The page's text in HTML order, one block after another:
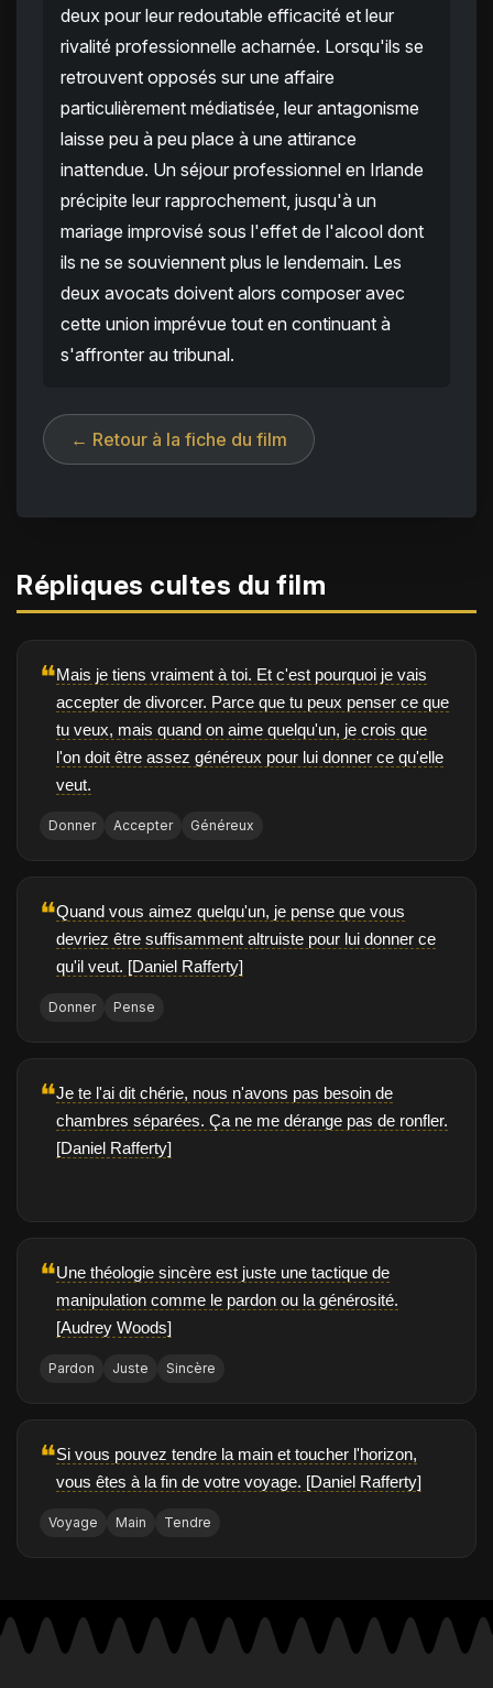
deux pour leur redoutable efficacité et leur
rivalité professionnelle acharnée. Lorsqu'ils se
retrouvent opposés sur une affaire
particulièrement médiatisée, leur antagonisme
laisse peu à peu place à une attirance
inattendue. Un séjour professionnel en Irlande
précipite leur rapprochement, jusqu'à un
mariage improvisé sous l'effet de l'alcool dont
ils ne se souviennent plus le lendemain. Les
deux avocats doivent alors composer avec
cette union imprévue tout en continuant à
s'affronter au tribunal.
← Retour à la fiche du film
Répliques cultes du film
❝Mais je tiens vraiment à toi. Et c'est pourquoi je vais
accepter de divorcer. Parce que tu peux penser ce que
tu veux, mais quand on aime quelqu'un, je crois que
l'on doit être assez généreux pour lui donner ce qu'elle
veut.
Donner Accepter Généreux
❝Quand vous aimez quelqu'un, je pense que vous
devriez être suffisamment altruiste pour lui donner ce
qu'il veut. [Daniel Rafferty]
Donner Pense
❝Je te l'ai dit chérie, nous n'avons pas besoin de
chambres séparées. Ça ne me dérange pas de ronfler.
[Daniel Rafferty]
❝Une théologie sincère est juste une tactique de
manipulation comme le pardon ou la générosité.
[Audrey Woods]
Pardon Juste Sincère
❝Si vous pouvez tendre la main et toucher l'horizon,
vous êtes à la fin de votre voyage. [Daniel Rafferty]
Voyage Main Tendre